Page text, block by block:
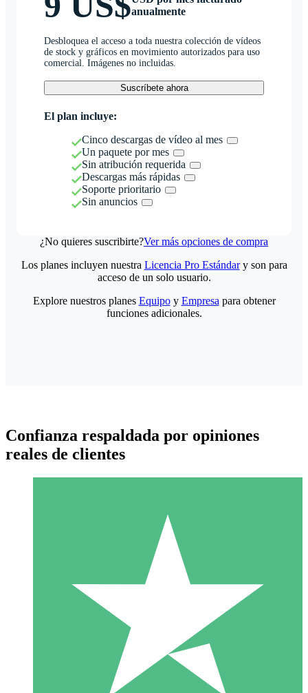
anualmente
Desbloquea el acceso a toda nuestra colección de vídeos
de stock y gráficos en movimiento autorizados para uso
comercial. Imágenes no incluidas.
Suscríbete ahora
El plan incluye:
Cinco descargas de vídeo al mes
Un paquete por mes
Sin atribución requerida
Descargas más rápidas
Soporte prioritario
Sin anuncios
¿No quieres suscribirte?Ver más opciones de compra
Paquetes de Créditos Individuales
Paga según el uso con créditos de descarga. Sin compromiso
10 00
Los planes incluyen nuestra Licencia Pro Estándary son para
acceso de un solo usuario.
Explore nuestros planes Equipoy Empresa para obtener
funciones adicionales.
Confianza respaldada por opiniones
reales de clientes